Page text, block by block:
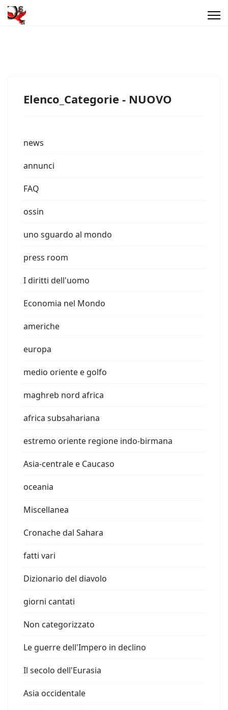
Elenco_Categorie - NUOVO
news
annunci
FAQ
ossin
uno sguardo al mondo
press room
I diritti dell'uomo
Economia nel Mondo
americhe
europa
medio oriente e golfo
maghreb nord africa
africa subsahariana
estremo oriente regione indo-birmana
Asia-centrale e Caucaso
oceania
Miscellanea
Cronache dal Sahara
fatti vari
Dizionario del diavolo
giorni cantati
Non categorizzato
Le guerre dell'Impero in declino
Il secolo dell'Eurasia
Asia occidentale